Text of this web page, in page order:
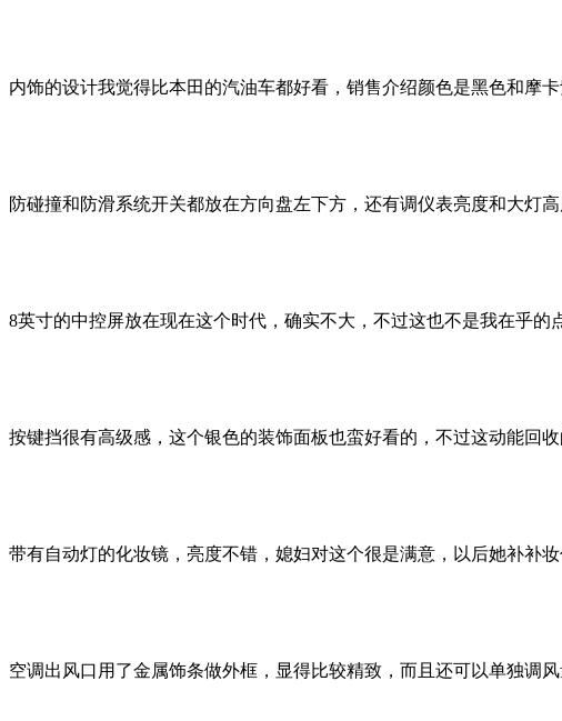
内饰的设计我觉得比本田的汽油车都好看，销售介绍颜色是黑色和摩
防碰撞和防滑系统开关都放在方向盘左下方，还有调仪表亮度和大灯高
8英寸的中控屏放在现在这个时代，确实不大，不过这也不是我在乎的
按键挡很有高级感，这个银色的装饰面板也蛮好看的，不过这动能回
带有自动灯的化妆镜，亮度不错，媳妇对这个很是满意，以后她补补妆
空调出风口用了金属饰条做外框，显得比较精致，而且还可以单独调风